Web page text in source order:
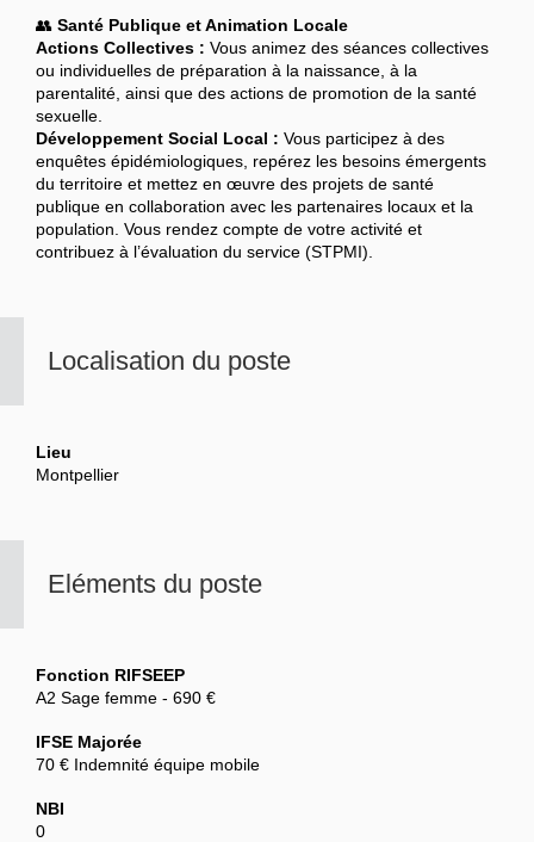
👥 Santé Publique et Animation Locale
Actions Collectives : Vous animez des séances collectives
ou individuelles de préparation à la naissance, à la
parentalité, ainsi que des actions de promotion de la santé
sexuelle.
Développement Social Local : Vous participez à des
enquêtes épidémiologiques, repérez les besoins émergents
du territoire et mettez en œuvre des projets de santé
publique en collaboration avec les partenaires locaux et la
population. Vous rendez compte de votre activité et
contribuez à l’évaluation du service (STPMI).
Localisation du poste
Lieu
Montpellier
Eléments du poste
Fonction RIFSEEP
A2 Sage femme - 690 €
IFSE Majorée
70 € Indemnité équipe mobile
NBI
0